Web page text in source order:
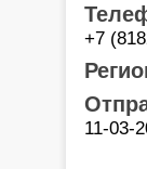
+7
11-03-